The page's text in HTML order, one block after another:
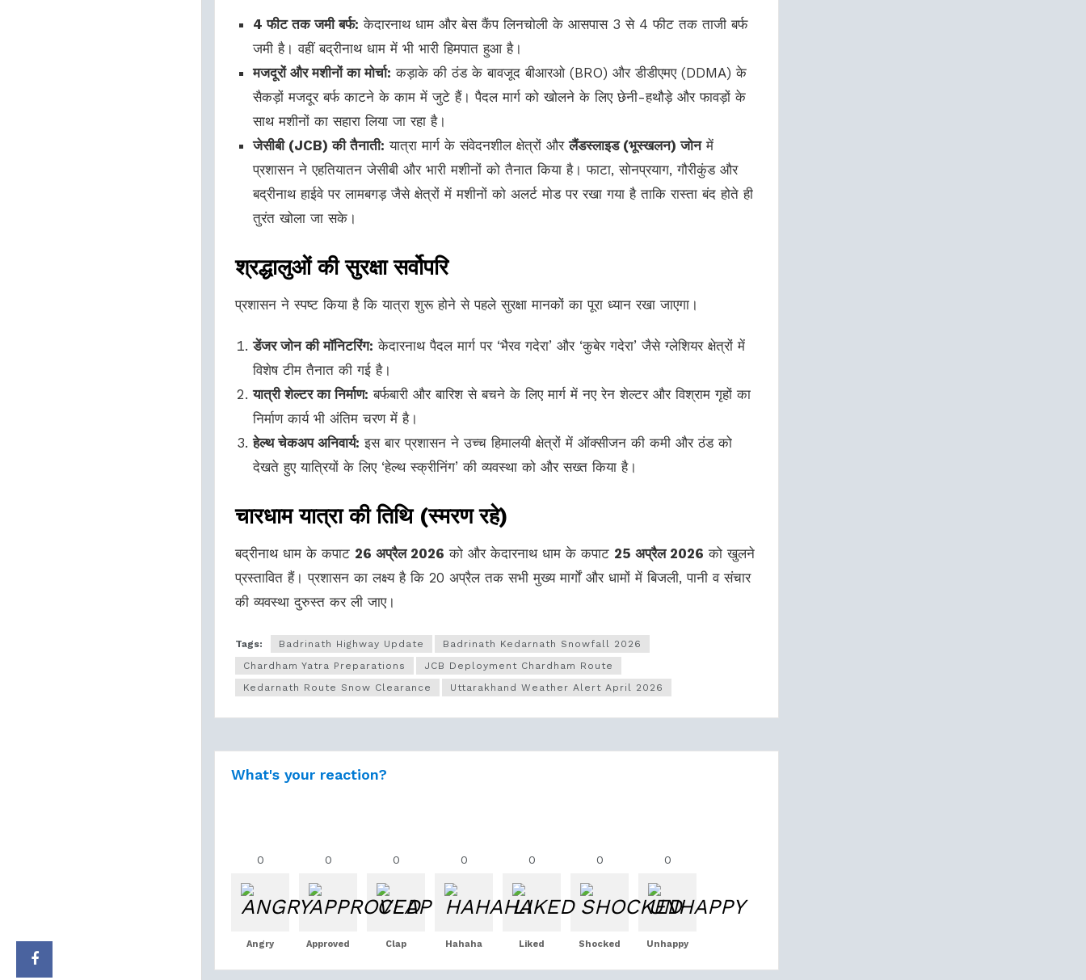
4 फीट तक जमी बर्फ: केदारनाथ धाम और बेस कैंप लिनचोली के आसपास 3 से 4 फीट तक ताजी बर्फ
जमी है। वहीं बद्रीनाथ धाम में भी भारी हिमपात हुआ है।
मजदूरों और मशीनों का मोर्चा: कड़ाके की ठंड के बावजूद बीआरओ (BRO) और डीडीएमए (DDMA) के
सैकड़ों मजदूर बर्फ काटने के काम में जुटे हैं। पैदल मार्ग को खोलने के लिए छेनी-हथौड़े और फावड़ों के
साथ मशीनों का सहारा लिया जा रहा है।
जेसीबी (JCB) की तैनाती: यात्रा मार्ग के संवेदनशील क्षेत्रों औरलैंडस्लाइड (भूस्खलन) जोनमें
प्रशासन ने एहतियातन जेसीबी और भारी मशीनों को तैनात किया है। फाटा, सोनप्रयाग, गौरीकुंड और
बद्रीनाथ हाईवे पर लामबगड़ जैसे क्षेत्रों में मशीनों को अलर्ट मोड पर रखा गया है ताकि रास्ता बंद होते ही
तुरंत खोला जा सके।
श्रद्धालुओं की सुरक्षा सर्वोपरि
प्रशासन ने स्पष्ट किया है कि यात्रा शुरू होने से पहले सुरक्षा मानकों का पूरा ध्यान रखा जाएगा।
डेंजर जोन की मॉनिटरिंग: केदारनाथ पैदल मार्ग पर ‘भैरव गदेरा’ और ‘कुबेर गदेरा’ जैसे ग्लेशियर क्षेत्रों में
विशेष टीम तैनात की गई है।
यात्री शेल्टर का निर्माण: बर्फबारी और बारिश से बचने के लिए मार्ग में नए रेन शेल्टर और विश्राम गृहों का
निर्माण कार्य भी अंतिम चरण में है।
हेल्थ चेकअप अनिवार्य: इस बार प्रशासन ने उच्च हिमालयी क्षेत्रों में ऑक्सीजन की कमी और ठंड को
देखते हुए यात्रियों के लिए ‘हेल्थ स्क्रीनिंग’ की व्यवस्था को और सख्त किया है।
चारधाम यात्रा की तिथि (स्मरण रहे)
बद्रीनाथ धाम के कपाट 26 अप्रैल 2026 को और केदारनाथ धाम के कपाट 25 अप्रैल 2026 को खुलने
प्रस्तावित हैं। प्रशासन का लक्ष्य है कि 20 अप्रैल तक सभी मुख्य मार्गों और धामों में बिजली, पानी व संचार
की व्यवस्था दुरुस्त कर ली जाए।
Tags: Badrinath Highway Update
Badrinath Kedarnath Snowfall 2026
Chardham Yatra Preparations
JCB Deployment Chardham Route
Kedarnath Route Snow Clearance
Uttarakhand Weather Alert April 2026
What's your reaction?
0
Angry
0
Approved
0
Clap
0
Hahaha
0
Liked
0
Shocked
0
Unhappy